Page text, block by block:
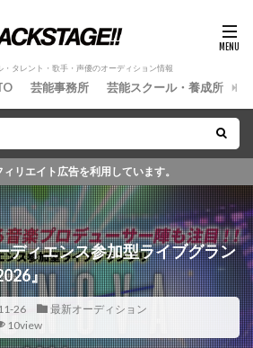
・タレント・歌手・声優のオーディション情報
芸能事務所 芸能スクール・養成所
リエイト広告を利用しています。
ディエンス参加型ライブグラン
』俳優・女優・モデル・タレント・歌手・声優のオ
26
最新オーディション
10view